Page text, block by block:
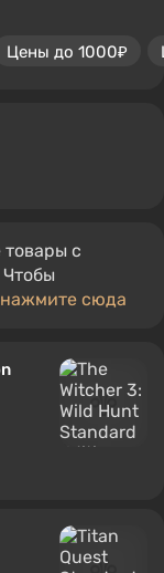
Цены до 1000₽
с
нажмите сюда